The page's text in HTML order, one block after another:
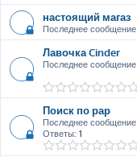
настоящий магаз
Последнее сообщение
Лавочка Cinder
Последнее сообщение
Поиск по рар
Последнее сообщение
Ответы: 1